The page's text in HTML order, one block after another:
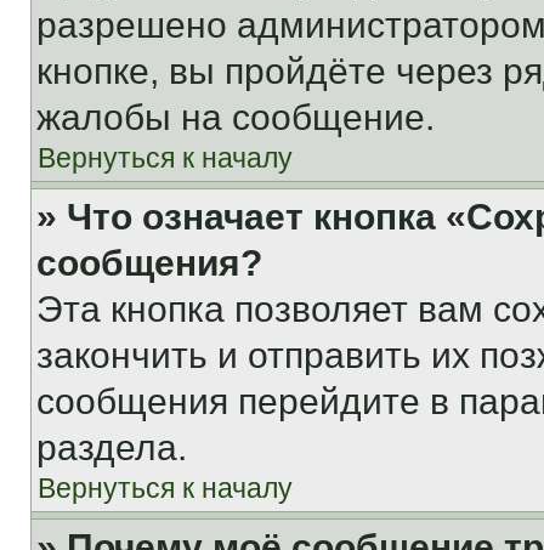
разрешено
кнопке, вы пройдёте через
жалобы на сообщение.
Вернуться к началу
» Что означает кнопка
сообщения?
Эта кнопка позволяет вам
закончить и отправить их
сообщения перейдите в
раздела.
Вернуться к началу